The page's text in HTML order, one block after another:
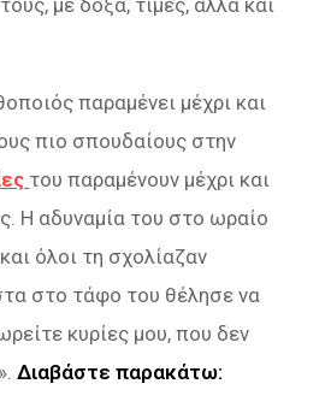
με δόξα, τιμές, αλλά και
παραμένει μέχρι και
πιο σπουδαίους στην
του παραμένουν μέχρι και
Η αδυναμία του στο ωραίο
όλοι τη σχολίαζαν
στο τάφο του θέλησε να
κυρίες μου, που δεν
». Διαβάστε παρακάτω: